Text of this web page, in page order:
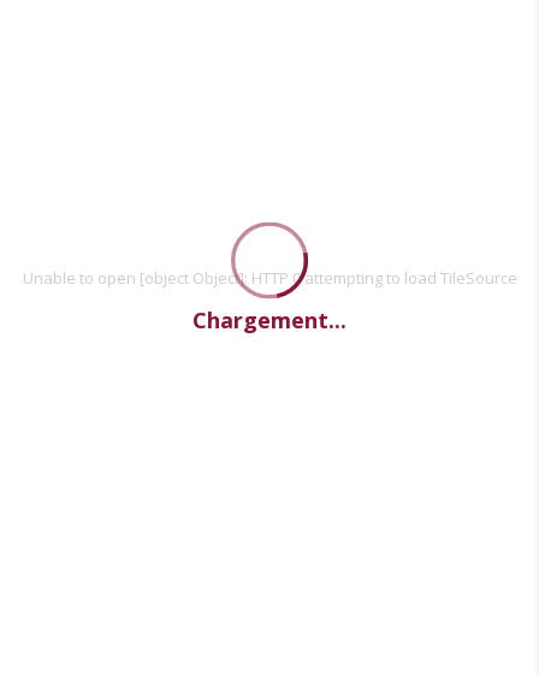
Unable to open [object Object]: HTTP 0 attempting to load TileSource
Chargement...